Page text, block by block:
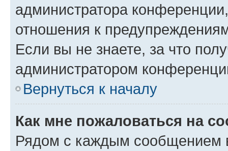
администратора
отношения к
Если вы не знаете, за что
администратором
Вернуться к началу
Как мне пожаловаться на
Рядом с каждым сообщением